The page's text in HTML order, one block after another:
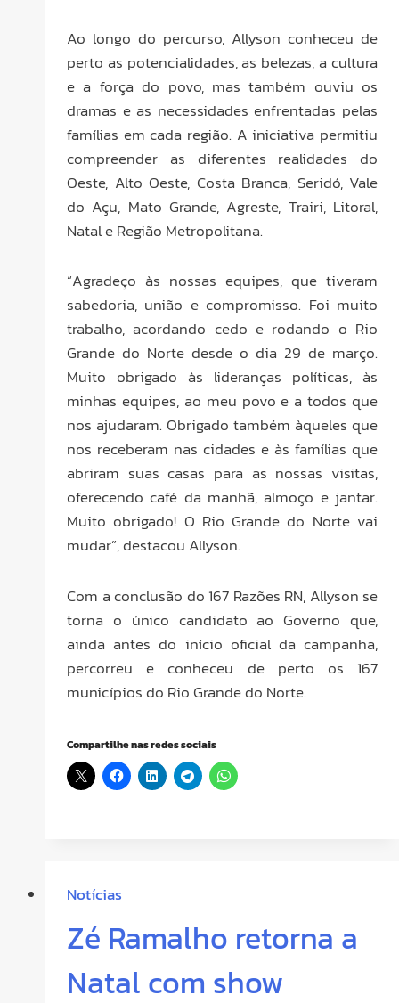
Ao longo do percurso, Allyson conheceu de
perto as potencialidades, as belezas, a cultura
e a força do povo, mas também ouviu os
dramas e as necessidades enfrentadas pelas
famílias em cada região. A iniciativa permitiu
compreender as diferentes realidades do
Oeste, Alto Oeste, Costa Branca, Seridó, Vale
do Açu, Mato Grande, Agreste, Trairi, Litoral,
Natal e Região Metropolitana.
“Agradeço às nossas equipes, que tiveram
sabedoria, união e compromisso. Foi muito
trabalho, acordando cedo e rodando o Rio
Grande do Norte desde o dia 29 de março.
Muito obrigado às lideranças políticas, às
minhas equipes, ao meu povo e a todos que
nos ajudaram. Obrigado também àqueles que
nos receberam nas cidades e às famílias que
abriram suas casas para as nossas visitas,
oferecendo café da manhã, almoço e jantar.
Muito obrigado! O Rio Grande do Norte vai
mudar”, destacou Allyson.
Com a conclusão do 167 Razões RN, Allyson se
torna o único candidato ao Governo que,
ainda antes do início oficial da campanha,
percorreu e conheceu de perto os 167
municípios do Rio Grande do Norte.
Compartilhe nas redes sociais
Notícias
Zé Ramalho retorna a
Natal com show